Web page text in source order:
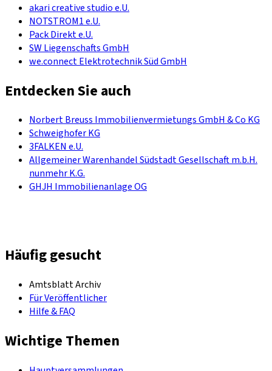
akari creative studio e.U.
NOTSTROM1 e.U.
Pack Direkt e.U.
SW Liegenschafts GmbH
we.connect Elektrotechnik Süd GmbH
Entdecken Sie auch
Norbert Breuss Immobilienvermietungs GmbH & Co KG
Schweighofer KG
3FALKEN e.U.
Allgemeiner Warenhandel Südstadt Gesellschaft m.b.H.
nunmehr K.G.
GHJH Immobilienanlage OG
Häufig gesucht
Amtsblatt Archiv
Für Veröffentlicher
Hilfe & FAQ
Wichtige Themen